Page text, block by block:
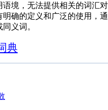
境，无法提供相关的词汇对
确的定义和广泛的使用，通
义词。
典